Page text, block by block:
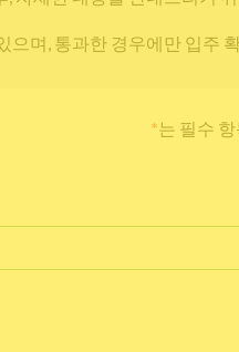
으며, 통과한 경우에만 입주
*는 필수